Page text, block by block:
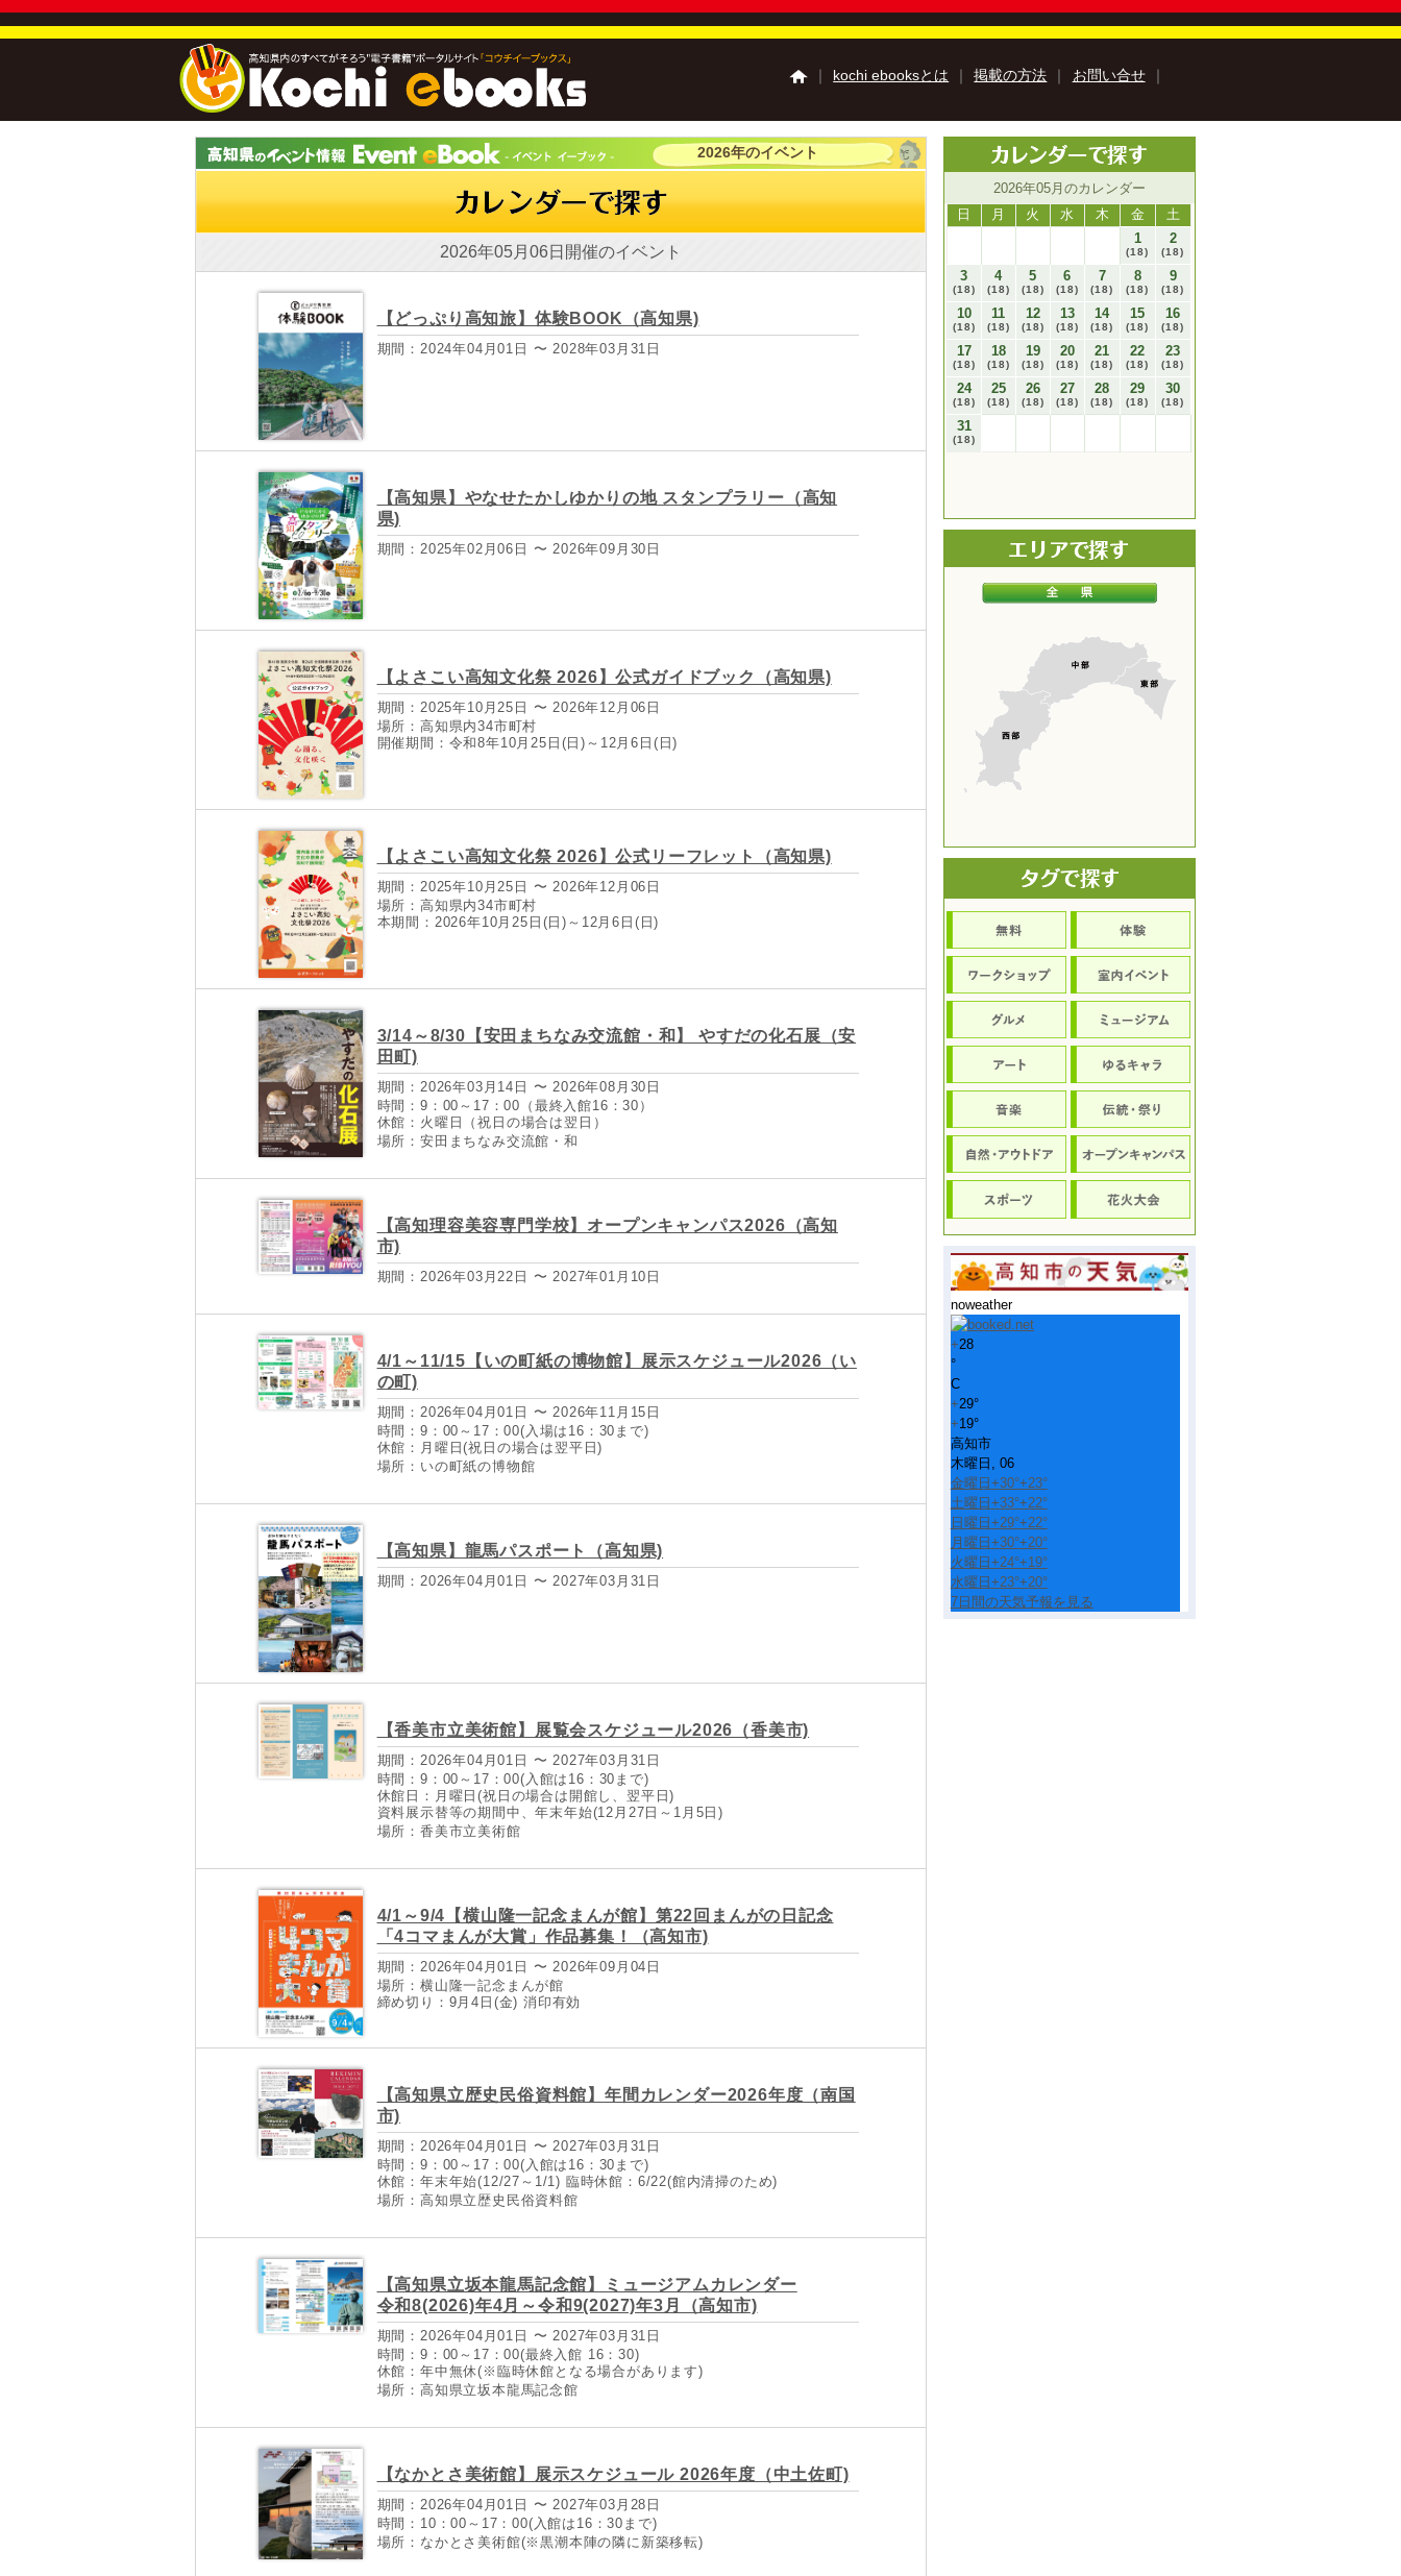
｜ kochi ebooksとは ｜ 掲載の方法 ｜ お問い合せ ｜
高知の夏祭り特集 高知のアウトドア特集
高知の楽しみ方特集
高知のおみやげ特集
牧野富太郎特集
高知の移住特集
高知の学校特集
土佐巡里
Kochi Agricultural Products
高知県観光特使う～み『サンナカ』
高知県観光特使 デハラユキノリ
『四国zine』デジタルフォトブック
kochi ebooksとは
運営会社
よくある質問 サイトマップ
お問い合せ
個人情報保護方針 動作環境
2026年のイベント
2026年05月06日開催のイベント
【どっぷり高知旅】体験BOOK（高知県)
期間：2024年04月01日 〜 2028年03月31日
【高知県】やなせたかしゆかりの地 スタンプラリー（高知
県)
期間：2025年02月06日 〜 2026年09月30日
【よさこい高知文化祭 2026】公式ガイドブック（高知県)
期間：2025年10月25日 〜 2026年12月06日
場所：高知県内34市町村
開催期間：令和8年10月25日(日)～12月6日(日)
【よさこい高知文化祭 2026】公式リーフレット（高知県)
期間：2025年10月25日 〜 2026年12月06日
場所：高知県内34市町村
本期間：2026年10月25日(日)～12月6日(日)
3/14～8/30【安田まちなみ交流館・和】 やすだの化石展（安
田町)
期間：2026年03月14日 〜 2026年08月30日
時間：9：00～17：00（最終入館16：30）
休館：火曜日（祝日の場合は翌日）
場所：安田まちなみ交流館・和
【高知理容美容専門学校】オープンキャンパス2026（高知
市)
期間：2026年03月22日 〜 2027年01月10日
4/1～11/15【いの町紙の博物館】展示スケジュール2026（い
の町)
期間：2026年04月01日 〜 2026年11月15日
時間：9：00～17：00(入場は16：30まで)
休館：月曜日(祝日の場合は翌平日)
場所：いの町紙の博物館
【高知県】龍馬パスポート（高知県)
期間：2026年04月01日 〜 2027年03月31日
【香美市立美術館】展覧会スケジュール2026（香美市)
期間：2026年04月01日 〜 2027年03月31日
時間：9：00～17：00(入館は16：30まで)
休館日：月曜日(祝日の場合は開館し、翌平日)
資料展示替等の期間中、年末年始(12月27日～1月5日)
場所：香美市立美術館
4/1～9/4【横山隆一記念まんが館】第22回まんがの日記念
「4コマまんが大賞」作品募集！（高知市)
期間：2026年04月01日 〜 2026年09月04日
場所：横山隆一記念まんが館
締め切り：9月4日(金) 消印有効
【高知県立歴史民俗資料館】年間カレンダー2026年度（南国
市)
期間：2026年04月01日 〜 2027年03月31日
時間：9：00～17：00(入館は16：30まで)
休館：年末年始(12/27～1/1) 臨時休館：6/22(館内清掃のため)
場所：高知県立歴史民俗資料館
【高知県立坂本龍馬記念館】ミュージアムカレンダー
令和8(2026)年4月～令和9(2027)年3月（高知市)
期間：2026年04月01日 〜 2027年03月31日
時間：9：00～17：00(最終入館 16：30)
休館：年中無休(※臨時休館となる場合があります)
場所：高知県立坂本龍馬記念館
【なかとさ美術館】展示スケジュール 2026年度（中土佐町)
期間：2026年04月01日 〜 2027年03月28日
時間：10：00～17：00(入館は16：30まで)
場所：なかとさ美術館(※黒潮本陣の隣に新築移転)
2026年05月のカレンダー
日
月 火 水 木 金
土
1
(18)
2
(18)
3
(18)
4
(18)
5
(18)
6
(18)
7
(18)
8
(18)
9
(18)
10
(18)
11
(18)
12
(18)
13
(18)
14
(18)
15
(18)
16
(18)
17
(18)
18
(18)
19
(18)
20
(18)
21
(18)
22
(18)
23
(18)
24
(18)
25
(18)
26
(18)
27
(18)
28
(18)
29
(18)
30
(18)
31
(18)
noweather
+28
°
C
+29°
+19°
高知市
木曜日, 06
金曜日 +30°+23°
土曜日 +33°+22°
日曜日 +29°+22°
月曜日 +30°+20°
火曜日 +24°+19°
水曜日 +23°+20°
7日間の天気予報を見る